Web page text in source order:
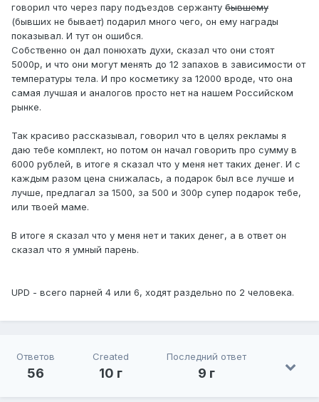
говорил что через пару подъездов сержанту бывшему
(бывших не бывает) подарил много чего, он ему награды
показывал. И тут он ошибся.
Собственно он дал понюхать духи, сказал что они стоят
5000р, и что они могут менять до 12 запахов в зависимости от
температуры тела. И про косметику за 12000 вроде, что она
самая лучшая и аналогов просто нет на нашем Российском
рынке.
Так красиво рассказывал, говорил что в целях рекламы я
даю тебе комплект, но потом он начал говорить про сумму в
6000 рублей, в итоге я сказал что у меня нет таких денег. И с
каждым разом цена снижалась, а подарок был все лучше и
лучше, предлагал за 1500, за 500 и 300р супер подарок тебе,
или твоей маме.
В итоге я сказал что у меня нет и таких денег, а в ответ он
сказал что я умный парень.
UPD - всего парней 4 или 6, ходят раздельно по 2 человека.
Ответов
56
Created
10 г
Последний ответ
9 г